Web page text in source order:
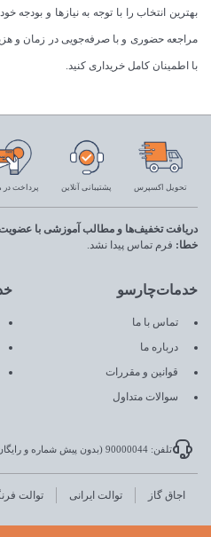
بهترین انتخاب را با توجه به نیازها و بودجه
مراجعه حضوری و با صرفه‌جویی در زمان و
با اطمینان کامل خریداری کنید.
تحویل اکسپرس پشتیبانی آنلاین پرداخت
خدمات‌چارسو
تماس با ما
درباره ما
قوانین و مقررات
سوالات متداول
دریافت تخفیف‌ها و مطالب آموزشی با عضویت
خطا: فرم تماس پیدا نشد.
تلفن: 90000044 (بدون پیش شماره و رایگان)
اجاق گاز توالت ایرانی توالت